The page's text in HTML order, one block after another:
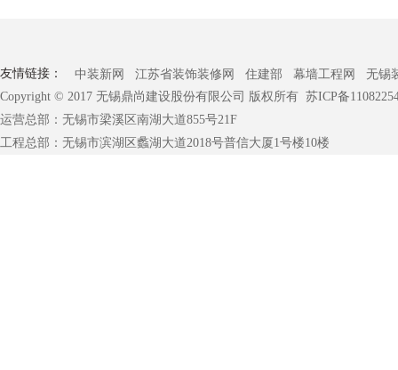
友情链接： 中装新网 江苏省装饰装修网 住建部 幕墙工程网
无锡
Copyright © 2017 无锡鼎尚建设股份有限公司 版权所有 苏ICP备
运营总部：无锡市梁溪区南湖大道855号21F
工程总部：无锡市滨湖区蠡湖大道2018号普信大厦1号楼10楼